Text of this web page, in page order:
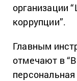
организации
коррупции”.
Главным
отмечают в